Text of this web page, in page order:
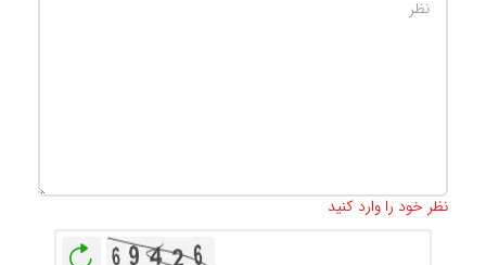
نظر خود را وارد کنید